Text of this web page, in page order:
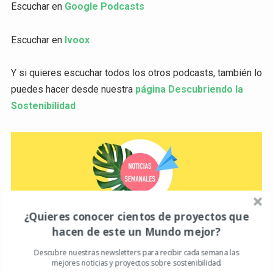
Escuchar en Google Podcasts
Escuchar en Ivoox
Y si quieres escuchar todos los otros podcasts, también lo
puedes hacer desde nuestra página Descubriendo la
Sostenibilidad
¿Quieres conocer cientos de proyectos que
hacen de este un Mundo mejor?
Descubre nuestras newsletters para recibir cada semana las
mejores noticias y proyectos sobre sostenibilidad.